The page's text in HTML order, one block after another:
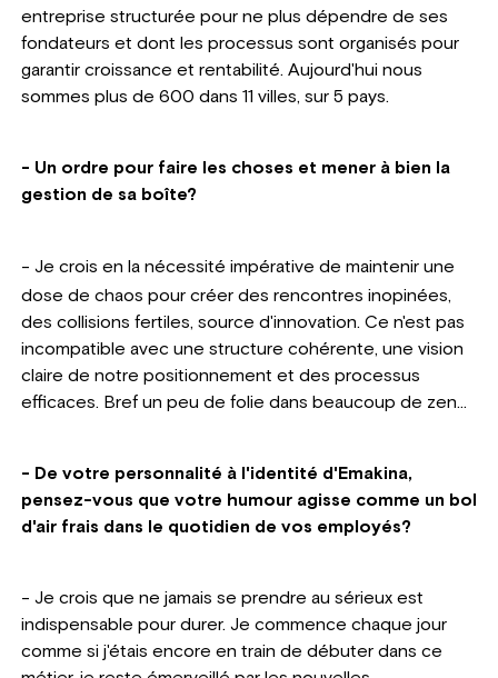
entreprise structurée pour ne plus dépendre de ses
fondateurs et dont les processus sont organisés pour
garantir croissance et rentabilité. Aujourd'hui nous
sommes plus de 600 dans 11 villes, sur 5 pays.
- Un ordre pour faire les choses et mener à bien la
gestion de sa boîte?
- Je crois en la nécessité impérative de maintenir une
dose de chaos pour créer des rencontres inopinées,
des collisions fertiles, source d'innovation. Ce n'est pas
incompatible avec une structure cohérente, une vision
claire de notre positionnement et des processus
efficaces. Bref un peu de folie dans beaucoup de zen...
- De votre personnalité à l'identité d'Emakina,
pensez-vous que votre humour agisse comme un bol
d'air frais dans le quotidien de vos employés?
- Je crois que ne jamais se prendre au sérieux est
indispensable pour durer. Je commence chaque jour
comme si j'étais encore en train de débuter dans ce